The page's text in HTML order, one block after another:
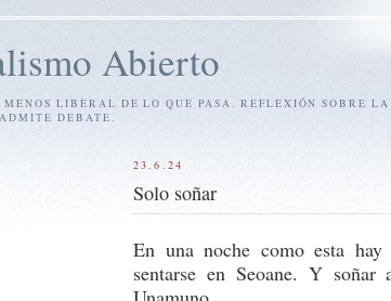
Abierto
MENOS LIBERAL DE LO QUE PASA. REFLEXIÓN SOBRE
DEBATE.
23.6.24
Solo soñar
En una noche como esta
sentarse en Seoane. Y